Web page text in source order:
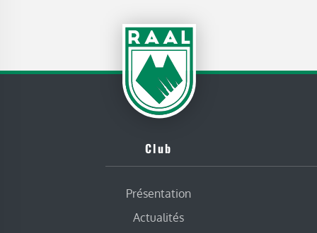
Club
Présentation
Actualités